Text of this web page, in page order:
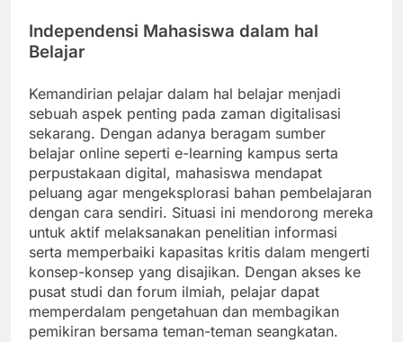
Independensi Mahasiswa dalam hal
Belajar
Kemandirian pelajar dalam hal belajar menjadi
sebuah aspek penting pada zaman digitalisasi
sekarang. Dengan adanya beragam sumber
belajar online seperti e-learning kampus serta
perpustakaan digital, mahasiswa mendapat
peluang agar mengeksplorasi bahan pembelajaran
dengan cara sendiri. Situasi ini mendorong mereka
untuk aktif melaksanakan penelitian informasi
serta memperbaiki kapasitas kritis dalam mengerti
konsep-konsep yang disajikan. Dengan akses ke
pusat studi dan forum ilmiah, pelajar dapat
memperdalam pengetahuan dan membagikan
pemikiran bersama teman-teman seangkatan.